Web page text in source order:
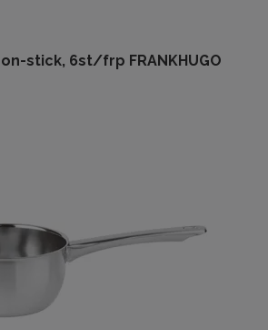
stick, 6st/frp FRANKHUGO